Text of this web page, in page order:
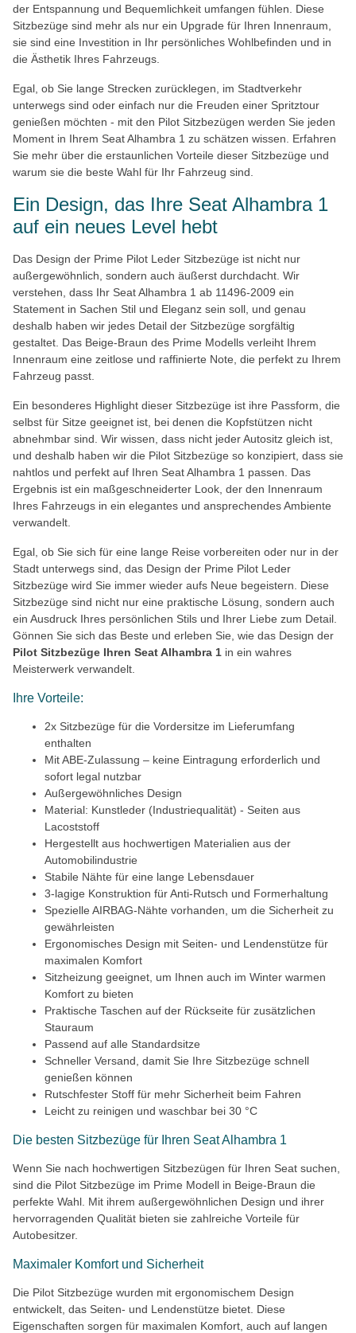
der Entspannung und Bequemlichkeit umfangen fühlen. Diese
Sitzbezüge sind mehr als nur ein Upgrade für Ihren Innenraum,
sie sind eine Investition in Ihr persönliches Wohlbefinden und in
die Ästhetik Ihres Fahrzeugs.
Egal, ob Sie lange Strecken zurücklegen, im Stadtverkehr
unterwegs sind oder einfach nur die Freuden einer Spritztour
genießen möchten - mit den Pilot Sitzbezügen werden Sie jeden
Moment in Ihrem Seat Alhambra 1 zu schätzen wissen. Erfahren
Sie mehr über die erstaunlichen Vorteile dieser Sitzbezüge und
warum sie die beste Wahl für Ihr Fahrzeug sind.
Ein Design, das Ihre Seat Alhambra 1
auf ein neues Level hebt
Das Design der Prime Pilot Leder Sitzbezüge ist nicht nur
außergewöhnlich, sondern auch äußerst durchdacht. Wir
verstehen, dass Ihr Seat Alhambra 1 ab 11496-2009 ein
Statement in Sachen Stil und Eleganz sein soll, und genau
deshalb haben wir jedes Detail der Sitzbezüge sorgfältig
gestaltet. Das Beige-Braun des Prime Modells verleiht Ihrem
Innenraum eine zeitlose und raffinierte Note, die perfekt zu Ihrem
Fahrzeug passt.
Ein besonderes Highlight dieser Sitzbezüge ist ihre Passform, die
selbst für Sitze geeignet ist, bei denen die Kopfstützen nicht
abnehmbar sind. Wir wissen, dass nicht jeder Autositz gleich ist,
und deshalb haben wir die Pilot Sitzbezüge so konzipiert, dass sie
nahtlos und perfekt auf Ihren Seat Alhambra 1 passen. Das
Ergebnis ist ein maßgeschneiderter Look, der den Innenraum
Ihres Fahrzeugs in ein elegantes und ansprechendes Ambiente
verwandelt.
Egal, ob Sie sich für eine lange Reise vorbereiten oder nur in der
Stadt unterwegs sind, das Design der Prime Pilot Leder
Sitzbezüge wird Sie immer wieder aufs Neue begeistern. Diese
Sitzbezüge sind nicht nur eine praktische Lösung, sondern auch
ein Ausdruck Ihres persönlichen Stils und Ihrer Liebe zum Detail.
Gönnen Sie sich das Beste und erleben Sie, wie das Design der
Pilot Sitzbezüge Ihren Seat Alhambra 1 in ein wahres
Meisterwerk verwandelt.
Ihre Vorteile:
2x Sitzbezüge für die Vordersitze im Lieferumfang
enthalten
Mit ABE-Zulassung – keine Eintragung erforderlich und
sofort legal nutzbar
Außergewöhnliches Design
Material: Kunstleder (Industriequalität) - Seiten aus
Lacoststoff
Hergestellt aus hochwertigen Materialien aus der
Automobilindustrie
Stabile Nähte für eine lange Lebensdauer
3-lagige Konstruktion für Anti-Rutsch und Formerhaltung
Spezielle AIRBAG-Nähte vorhanden, um die Sicherheit zu
gewährleisten
Ergonomisches Design mit Seiten- und Lendenstütze für
maximalen Komfort
Sitzheizung geeignet, um Ihnen auch im Winter warmen
Komfort zu bieten
Praktische Taschen auf der Rückseite für zusätzlichen
Stauraum
Passend auf alle Standardsitze
Schneller Versand, damit Sie Ihre Sitzbezüge schnell
genießen können
Rutschfester Stoff für mehr Sicherheit beim Fahren
Leicht zu reinigen und waschbar bei 30 °C
Die besten Sitzbezüge für Ihren Seat Alhambra 1
Wenn Sie nach hochwertigen Sitzbezügen für Ihren Seat suchen,
sind die Pilot Sitzbezüge im Prime Modell in Beige-Braun die
perfekte Wahl. Mit ihrem außergewöhnlichen Design und ihrer
hervorragenden Qualität bieten sie zahlreiche Vorteile für
Autobesitzer.
Maximaler Komfort und Sicherheit
Die Pilot Sitzbezüge wurden mit ergonomischem Design
entwickelt, das Seiten- und Lendenstütze bietet. Diese
Eigenschaften sorgen für maximalen Komfort, auch auf langen